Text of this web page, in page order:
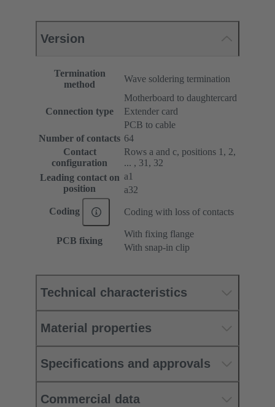
Version
Termination
method
Wave soldering termination
Connection type
Motherboard to daughtercard
Extender card
PCB to cable
Number of contacts 64
Contact
configuration
Rows a and c, positions 1, 2,
... , 31, 32
Leading contact on
position
a1
a32
Coding Coding with loss of contacts
PCB fixing
With fixing flange
With snap-in clip
Technical characteristics
Material properties
Specifications and approvals
Commercial data